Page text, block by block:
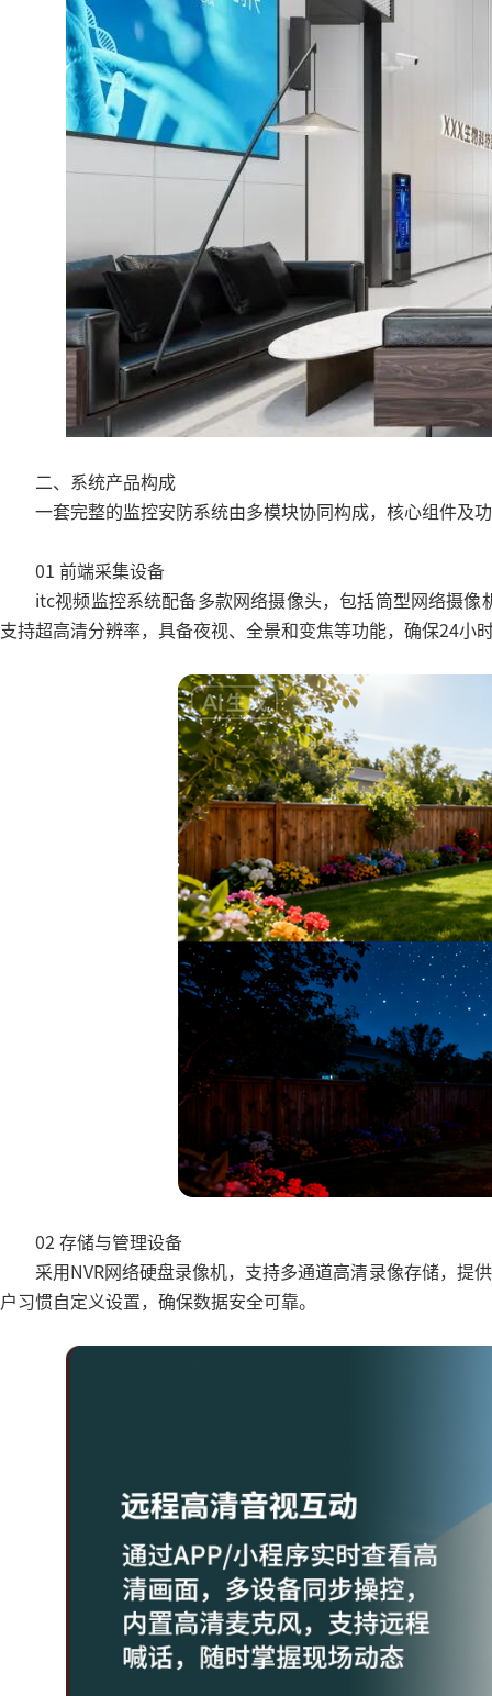
二、系统产品构成
一套完整的监控安防系统由多模块协同构成，核心组件及
01 前端采集设备
itc视频监控系统配备多款网络摄像头，包括筒型网络摄
支持超高清分辨率，具备夜视、全景和变焦等功能，确保24小
02 存储与管理设备
采用NVR网络硬盘录像机，支持多通道高清录像存储，提
户习惯自定义设置，确保数据安全可靠。